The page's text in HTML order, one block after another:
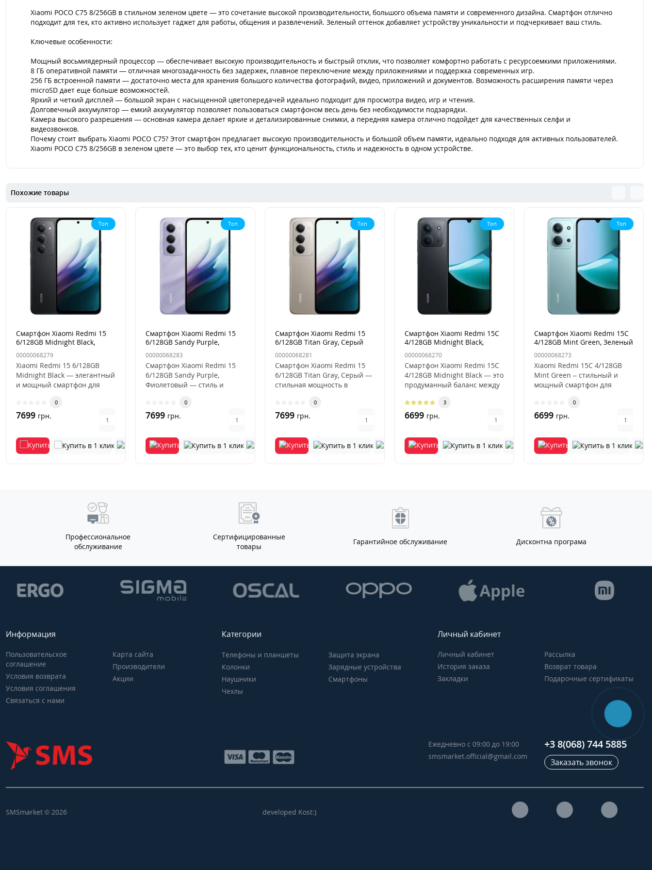
Xiaomi POCO C75 8/256GB в стильном зеленом цвете — это сочетание высокой производительности, большого объема памяти и современного дизайна. Смартфон отлично
подходит для тех, кто активно использует гаджет для работы, общения и развлечений. Зеленый оттенок добавляет устройству уникальности и подчеркивает ваш стиль.
Ключевые особенности:
Мощный восьмиядерный процессор — обеспечивает высокую производительность и быстрый отклик, что позволяет комфортно работать с ресурсоемкими приложениями.
8 ГБ оперативной памяти — отличная многозадачность без задержек, плавное переключение между приложениями и поддержка современных игр.
256 ГБ встроенной памяти — достаточно места для хранения большого количества фотографий, видео, приложений и документов. Возможность расширения памяти через
microSD дает еще больше возможностей.
Яркий и четкий дисплей — большой экран с насыщенной цветопередачей идеально подходит для просмотра видео, игр и чтения.
Долговечный аккумулятор — емкий аккумулятор позволяет пользоваться смартфоном весь день без необходимости подзарядки.
Камера высокого разрешения — основная камера делает яркие и детализированные снимки, а передняя камера отлично подойдет для качественных селфи и
видеозвонков.
Почему стоит выбрать Xiaomi POCO C75? Этот смартфон предлагает высокую производительность и большой объем памяти, идеально подходя для активных пользователей.
Xiaomi POCO C75 8/256GB в зеленом цвете — это выбор тех, кто ценит функциональность, стиль и надежность в одном устройстве.
Похожие товары
Топ
Смартфон Xiaomi Redmi 15
6/128GB Midnight Black,
Черный
00000068279
Xiaomi Redmi 15 6/128GB
Midnight Black — элегантный
и мощный смартфон для
задачСмартфон..
0
7699 грн.
Топ
Смартфон Xiaomi Redmi 15
6/128GB Sandy Purple,
Фиолетовый
00000068283
Смартфон Xiaomi Redmi 15
6/128GB Sandy Purple,
Фиолетовый — стиль и
0
7699 грн.
Топ
Смартфон Xiaomi Redmi 15
6/128GB Titan Gray, Серый
00000068281
Смартфон Xiaomi Redmi 15
6/128GB Titan Gray, Серый —
стильная мощность в
исполненииСмарт..
0
7699 грн.
Топ
Смартфон Xiaomi Redmi 15C
4/128GB Midnight Black,
Черный
00000068270
Смартфон Xiaomi Redmi 15C
4/128GB Midnight Black — это
продуманный баланс между
3
6699 грн.
Топ
Смартфон Xiaomi Redmi 15C
4/128GB Mint Green, Зеленый
00000068273
Xiaomi Redmi 15C 4/128GB
Mint Green – стильный и
мощный смартфон для
использованияСмартф..
0
6699 грн.
Профессиональное
обслуживание
Сертифицированные
товары
Гарантийное обслуживание Дисконтна програма
Информация
Пользовательское
соглашение
Условия возврата
Условия соглашения
Связаться с нами
Карта сайта
Производители
Акции
Категории
Телефоны и планшеты
Колонки
Наушники
Чехлы
Защита экрана
Зарядные устройства
Смартфоны
Личный кабинет
Личный кабинет
История заказа
Закладки
Рассылка
Возврат товара
Подарочные сертификаты
Ежедневно с 09:00 до 19:00
smsmarket.official@gmail.com
+3 8(068) 744 5885
Заказать звонок
SMSmarket © 2026 developed Kost:)